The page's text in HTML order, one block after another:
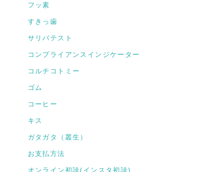
フッ素
すきっ歯
サリバテスト
コンプライアンスインジケーター
コルチコトミー
ゴム
コーヒー
キス
ガタガタ（叢生）
お支払方法
オンライン初診(インスタ初診)